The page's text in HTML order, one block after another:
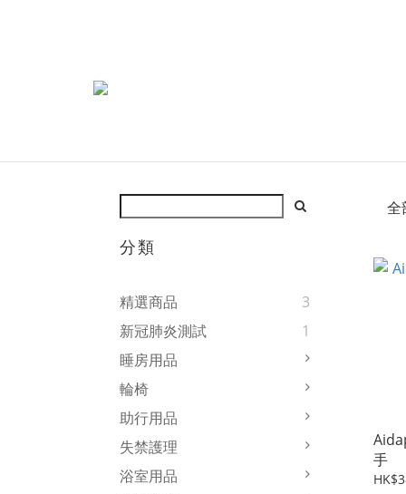
分類
精選商品
3
新冠肺炎測試
1
睡房用品
輪椅
助行用品
失禁護理
浴室用品
全
手